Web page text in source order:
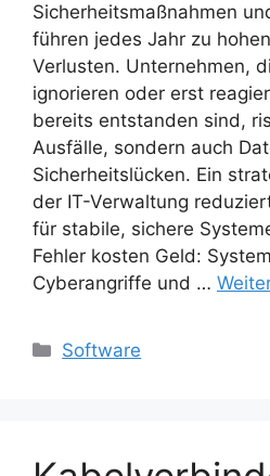
Sicherheitsmaßnahmen
führen jedes Jahr zu
Verlusten. Unternehmen,
ignorieren oder erst
bereits entstanden sind,
Ausfälle, sondern auch
Sicherheitslücken. Ein
der IT-Verwaltung
für stabile, sichere
Fehler kosten Geld:
Cyberangriffe und …
Kategorien
Software